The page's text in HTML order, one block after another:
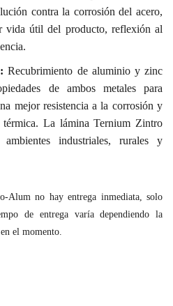
contra la corrosión del acero,
vida útil del producto, reflexión al
Recubrimiento de aluminio y zinc
de ambos metales para
mejor resistencia a la corrosión y
térmica. La lámina Ternium Zintro
industriales, rurales y
Alum no hay entrega inmediata, solo
de entrega varía dependiendo la
el momento.